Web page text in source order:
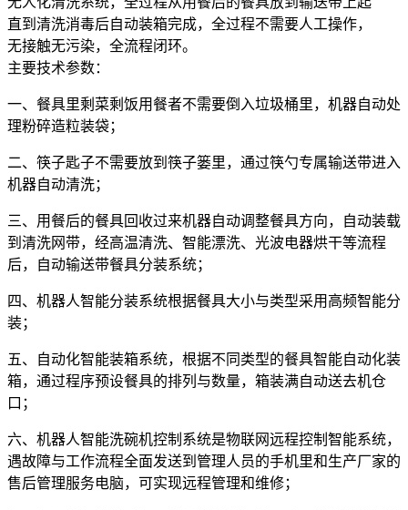
直到清洗消毒后自动装箱完成，全过程不需要人工操作，
无接触无污染，全流程闭环。
主要技术参数：
一、餐具里剩菜剩饭用餐者不需要倒入垃圾桶里，机器自动处
理粉碎造粒装袋；
二、筷子匙子不需要放到筷子篓里，通过筷勺专属输送带进入
机器自动清洗；
三、用餐后的餐具回收过来机器自动调整餐具方向，自动装载
到清洗网带，经高温清洗、智能漂洗、光波电器烘干等流程
后，自动输送带餐具分装系统；
四、机器人智能分装系统根据餐具大小与类型采用高频智能分
装；
五、自动化智能装箱系统，根据不同类型的餐具智能自动化装
箱，通过程序预设餐具的排列与数量，箱装满自动送去机仓
口；
六、机器人智能洗碗机控制系统是物联网远程控制智能系统，
遇故障与工作流程全面发送到管理人员的手机里和生产厂家的
售后管理服务电脑，可实现远程管理和维修；